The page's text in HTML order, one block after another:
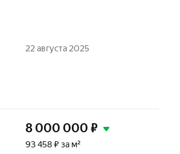
22 августа 2025
8 000 000 ₽
93 458 ₽ за м²